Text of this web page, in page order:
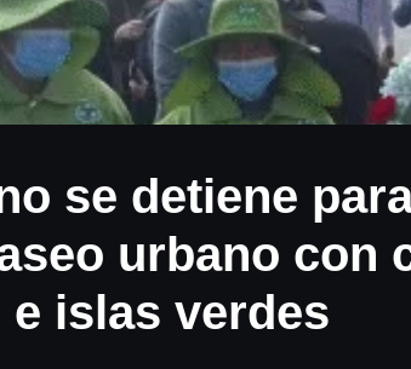
se detiene
urbano con
islas verdes